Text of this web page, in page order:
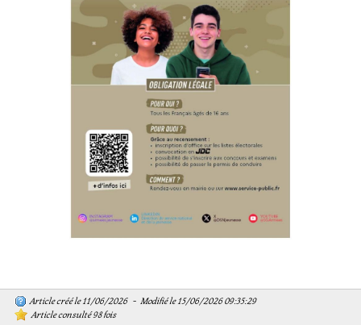
Article créé le 11/06/2026 - Modifié le 15/06/2026 09:35:29
Article consulté 98 fois